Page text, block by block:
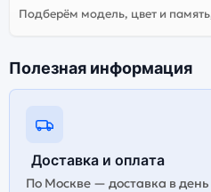
Подберём модель, цвет и
Полезная информация
Доставка и оплата
По Москве — доставка в